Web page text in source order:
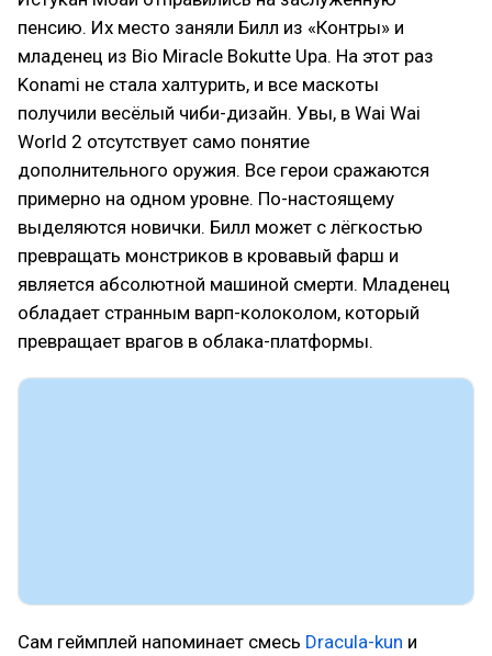
пенсию. Их место заняли Билл из «Контры» и
младенец из Bio Miracle Bokutte Upa. На этот раз
Konami не стала халтурить, и все маскоты
получили весёлый чиби-дизайн. Увы, в Wai Wai
World 2 отсутствует само понятие
дополнительного оружия. Все герои сражаются
примерно на одном уровне. По-настоящему
выделяются новички. Билл может с лёгкостью
превращать монстриков в кровавый фарш и
является абсолютной машиной смерти. Младенец
обладает странным варп-колоколом, который
превращает врагов в облака-платформы.
Сам геймплей напоминает смесь Dracula-kun и